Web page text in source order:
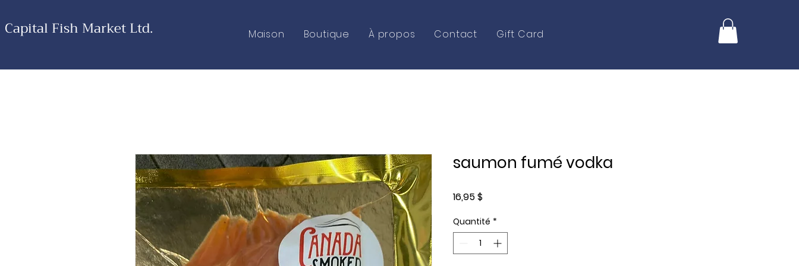
Capital Fish Market Ltd. Maison Boutique À propos Contact Gift Card
saumon fumé vodka
16,95 $
Quantité *